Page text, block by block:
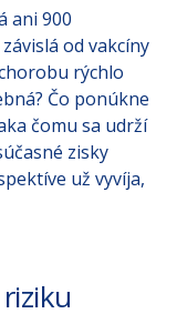
ani 900
od vakcíny
rýchlo
Čo ponúkne
čomu sa udrží
zisky
už vyvíja,